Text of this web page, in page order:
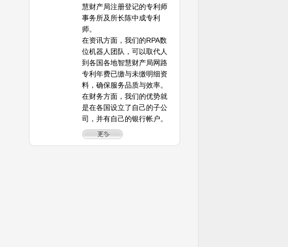
慧财产局注册登记的专利师
事务所及所长陈中成专利
师。
在资讯方面，我们的RPA数
位机器人团队，可以取代人
到各国各地智慧财产局网路
专利年费已缴与未缴明细资
料，确保服务品质与效率。
在财务方面，我们的优势就
是在各国设立了自己的子公
司，并有自己的银行帐户。